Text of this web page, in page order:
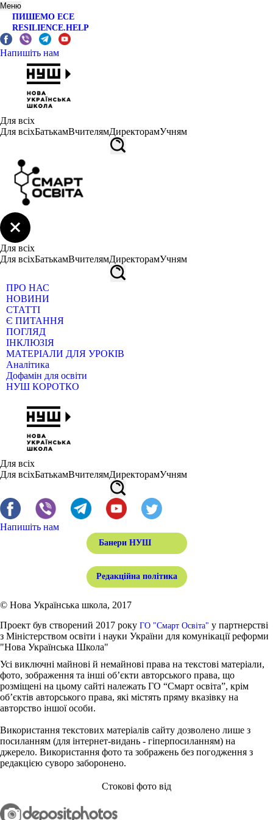
Меню
ПИШЕМО ЕСЕ
RESILIENCE.HELP
Напишіть нам
Для всіх
Для всіхБатькамВчителямДиректорамУчням
Для всіх
Для всіхБатькамВчителямДиректорамУчням
ПРО НАС
НОВИНИ
СТАТТІ
Є ПИТАННЯ
ПОГЛЯД
ІНКЛЮЗІЯ
МАТЕРІАЛИ ДЛЯ УРОКІВ
Аналітика
Дофамін для освіти
НУШ КОРОТКО
Для всіх
Для всіхБатькамВчителямДиректорамУчням
Напишіть нам
Банери НУШ
Редакційна політика
© Нова Українська школа, 2017
Проект був створений 2017 року ГО "Смарт Освіта" у партнерстві
з Міністерством освіти і науки України для комунікації реформи
"Нова Українська Школа"
Усі виключні майнові й немайнові права на текстові матеріали,
фото, зображення та інші об’єкти авторського права, що
розміщені на цьому сайті належать ГО “Смарт освіта”, крім
об’єктів авторського права, які містять пряму вказівку на
авторство іншої особи.
Використання текстових матеріалів сайту дозволено лише з
посиланням (для інтернет-видань - гіперпосиланням) на
джерело. Використання фото та зображень без погодження з
редакцією суворо заборонено.
Стокові фото від